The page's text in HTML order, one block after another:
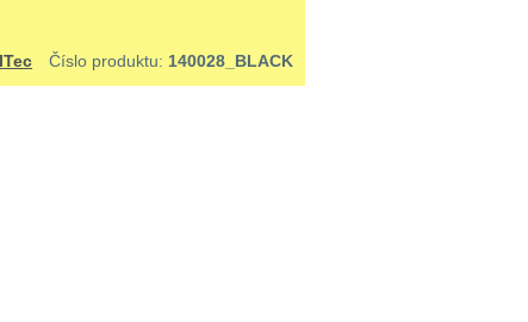
Číslo produktu: 140028_BLACK